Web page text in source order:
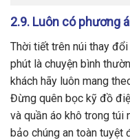
2.9. Luôn có phương
Thời tiết trên núi thay đổi
phút là chuyện bình
khách hãy luôn mang
Đừng quên bọc kỹ đồ
và quần áo khô trong túi
bảo chúng an toàn tuyệt